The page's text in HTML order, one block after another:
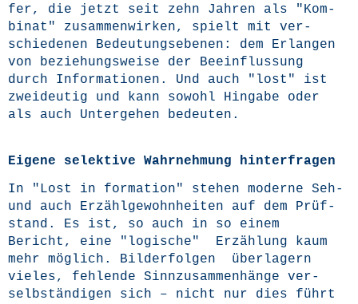
fer, die jetzt seit zehn Jah­ren als "Kom­
bi­nat" zusam­men­wir­ken, spielt mit ver­
schie­de­nen Bedeu­tungs­ebe­nen: dem Erlan­gen
von bezie­hungs­wei­se der Beein­flus­sung
durch Infor­ma­tio­nen. Und auch "lost" ist
zwei­deu­tig und kann sowohl Hin­ga­be oder
als auch Unter­ge­hen bedeuten.
Eigene selektive Wahrnehmung hinterfragen
In "Lost in for­ma­ti­on" ste­hen moder­ne Seh-
und auch Erzähl­ge­wohn­hei­ten auf dem Prüf­
stand. Es ist, so auch in so einem
Bericht, eine "logi­sche" Erzäh­lung kaum
mehr mög­lich. Bil­der­fol­gen über­la­gern
vie­les, feh­len­de Sinn­zu­sam­men­hän­ge ver­
selb­stän­di­gen sich – nicht nur dies führt